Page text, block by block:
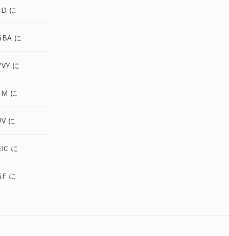
に
に
に
に
に
に
に